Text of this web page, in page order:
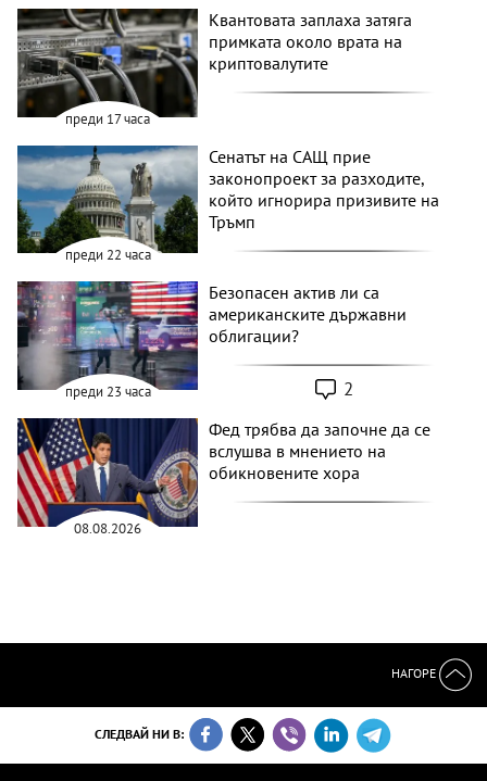
преди 17 часа
Квантовата заплаха затяга
примката около врата на
криптовалутите
преди 22 часа
Сенатът на САЩ прие
законопроект за разходите,
който игнорира призивите на
Тръмп
преди 23 часа
Безопасен актив ли са
американските държавни
облигации?
2
08.08.2026
Фед трябва да започне да се
вслушва в мнението на
обикновените хора
НАГОРЕ
СЛЕДВАЙ НИ В: